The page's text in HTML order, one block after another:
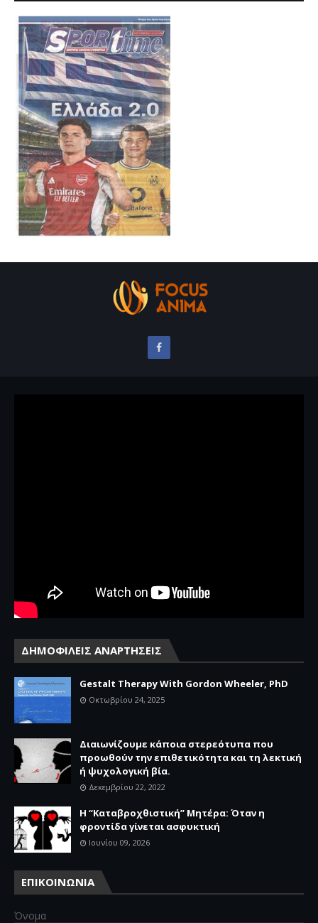
ΔΗΜΟΦΙΛΕΙΣ ΑΝΑΡΤΗΣΕΙΣ
Gestalt Therapy With Gordon Wheeler, PhD
Οκτωβρίου 24, 2025
Διαιωνίζουμε κάποια στερεότυπα που
προωθούν την επιθετικότητα και τη λεκτική
ή ψυχολογική βία.
Δεκεμβρίου 22, 2022
Η “Καταβροχθιστική” Mητέρα: Όταν η
φροντίδα γίνεται ασφυκτική
Ιουνίου 09, 2026
ΕΠΙΚΟΙΝΩΝΙΑ
Όνομα